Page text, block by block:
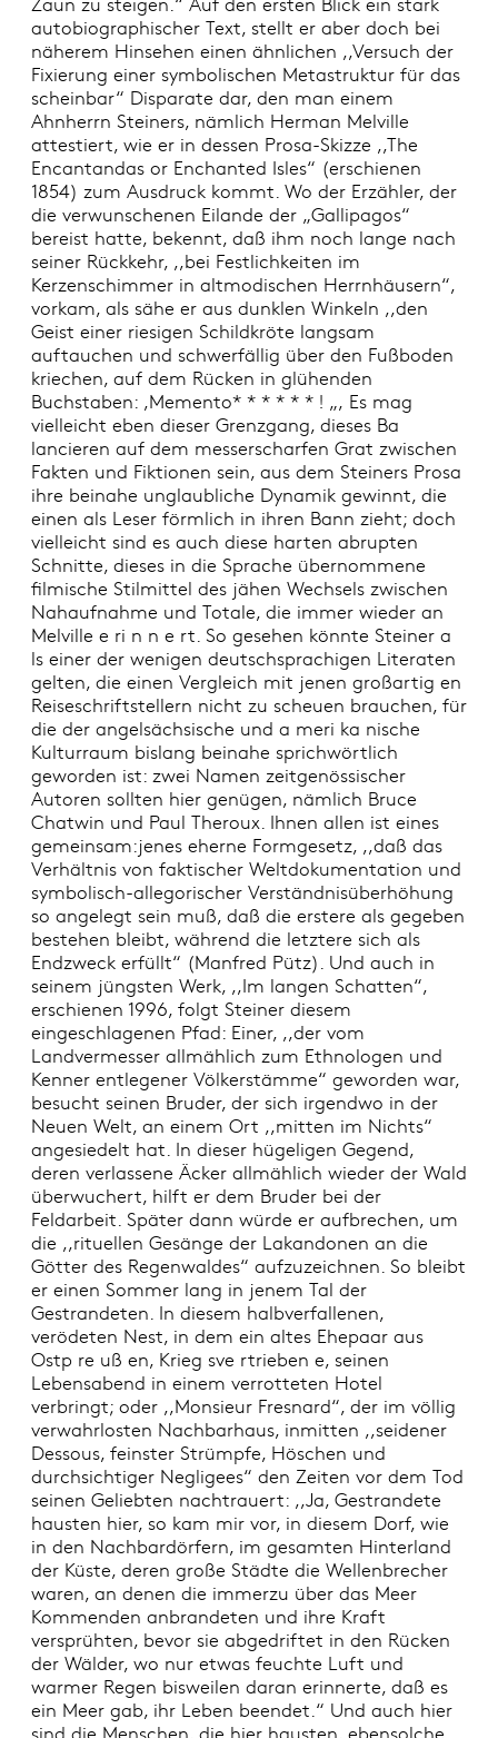
autobiographischer Text, stellt er aber doch bei
näherem Hinsehen einen ähnlichen ,,Versuch der
Fixierung einer symbolischen Metastruktur für das
scheinbar“ Disparate dar, den man einem
Ahnherrn Steiners, nämlich Herman Melville
attestiert, wie er in dessen Prosa-Skizze ,,The
Encantandas or Enchanted Isles“ (erschienen
1854) zum Ausdruck kommt. Wo der Erzähler, der
die verwunschenen Eilande der „Gallipagos“
bereist hatte, bekennt, daß ihm noch lange nach
seiner Rückkehr, ,,bei Festlichkeiten im
Kerzenschimmer in altmodischen Herrnhäusern“,
vorkam, als sähe er aus dunklen Winkeln ,,den
Geist einer riesigen Schildkröte langsam
auftauchen und schwerfällig über den Fußboden
kriechen, auf dem Rücken in glühenden
Buchstaben: ,Memento* * * * * * ! „‚ Es mag
vielleicht eben dieser Grenzgang, dieses Ba
lancieren auf dem messerscharfen Grat zwischen
Fakten und Fiktionen sein, aus dem Steiners Prosa
ihre beinahe unglaubliche Dynamik gewinnt, die
einen als Leser förmlich in ihren Bann zieht; doch
vielleicht sind es auch diese harten abrupten
Schnitte, dieses in die Sprache übernommene
filmische Stilmittel des jähen Wechsels zwischen
Nahaufnahme und Totale, die immer wieder an
Melville e ri n n e rt. So gesehen könnte Steiner a
ls einer der wenigen deutschsprachigen Literaten
gelten, die einen Vergleich mit jenen großartig en
Reiseschriftstellern nicht zu scheuen brauchen, für
die der angelsächsische und a meri ka nische
Kulturraum bislang beinahe sprichwörtlich
geworden ist: zwei Namen zeitgenössischer
Autoren sollten hier genügen, nämlich Bruce
Chatwin und Paul Theroux. Ihnen allen ist eines
gemeinsam:jenes eherne Formgesetz, ,,daß das
Verhältnis von faktischer Weltdokumentation und
symbolisch-allegorischer Verständnisüberhöhung
so angelegt sein muß, daß die erstere als gegeben
bestehen bleibt, während die letztere sich als
Endzweck erfüllt“ (Manfred Pütz). Und auch in
seinem jüngsten Werk, ,,Im langen Schatten“,
erschienen 1996, folgt Steiner diesem
eingeschlagenen Pfad: Einer, ,,der vom
Landvermesser allmählich zum Ethnologen und
Kenner entlegener Völkerstämme“ geworden war,
besucht seinen Bruder, der sich irgendwo in der
Neuen Welt, an einem Ort ,,mitten im Nichts“
angesiedelt hat. In dieser hügeligen Gegend,
deren verlassene Äcker allmählich wieder der Wald
überwuchert, hilft er dem Bruder bei der
Feldarbeit. Später dann würde er aufbrechen, um
die ,,rituellen Gesänge der Lakandonen an die
Götter des Regenwaldes“ aufzuzeichnen. So bleibt
er einen Sommer lang in jenem Tal der
Gestrandeten. In diesem halbverfallenen,
verödeten Nest, in dem ein altes Ehepaar aus
Ostp re uß en, Krieg sve rtrieben e, seinen
Lebensabend in einem verrotteten Hotel
verbringt; oder ,,Monsieur Fresnard“, der im völlig
verwahrlosten Nachbarhaus, inmitten ,,seidener
Dessous, feinster Strümpfe, Höschen und
durchsichtiger Negligees“ den Zeiten vor dem Tod
seinen Geliebten nachtrauert: ,,Ja, Gestrandete
hausten hier, so kam mir vor, in diesem Dorf, wie
in den Nachbardörfern, im gesamten Hinterland
der Küste, deren große Städte die Wellenbrecher
waren, an denen die immerzu über das Meer
Kommenden anbrandeten und ihre Kraft
versprühten, bevor sie abgedriftet in den Rücken
der Wälder, wo nur etwas feuchte Luft und
warmer Regen bisweilen daran erinnerte, daß es
ein Meer gab, ihr Leben beendet.“ Und auch hier